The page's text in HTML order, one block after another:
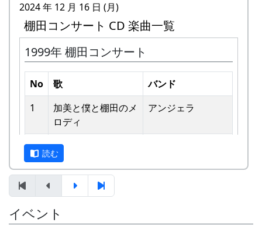
私達は、この「棚田のうた ～ふるさと加美の里
へ～」で出場した年、“２位”に入ることができま
した。賞品は何と！「地元産の卵、半年分」でし
た。
田んぼの真ん中で山積みの卵の箱を受け取り、バ
ンドメンバーで分けて持って帰ろうとしてたら、
他のバンドに目茶苦茶うらやましがられたのを覚
えています。
しばらくメンバーのお家では、おいしい“たまご
かけごはん”や“卵料理”を味わうことができ、「音
楽やっててよかったなあ」と思った瞬間でした
～。 (ポン四郎）
棚田のイネに
予告編
2024 年 12 月 16 日 (月)
棚田コンサート CD 楽曲一覧
1999年 棚田コンサート
No 歌
バンド
1
加美と僕と棚⽥のメ
ロディ
アンジェラ
2 歌おうみんなで
ワンス・アンド・フ
ォーエバー
4 僕の中のふるさと
H CORPORATION
読む
イベント